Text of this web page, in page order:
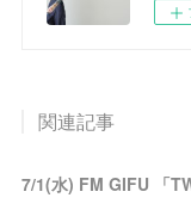
関連記事
7/1(水) FM GIFU 「